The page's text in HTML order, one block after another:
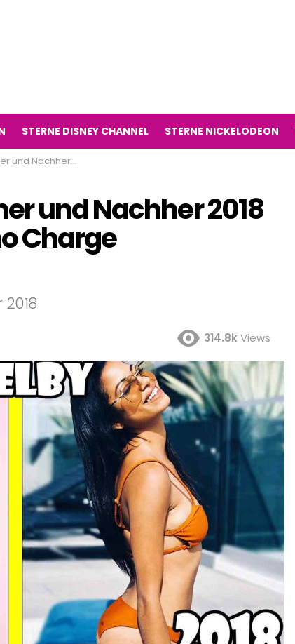
STERNE DISNEY CHANNEL STERNE NICKELODEON
Dino Charge Fernsehserie)
und Nachher 2018
Charge
314.8kViews